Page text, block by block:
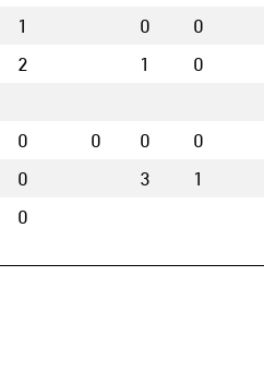
1 0 0
2 1 0
0 0 0 0
0 3
1
0